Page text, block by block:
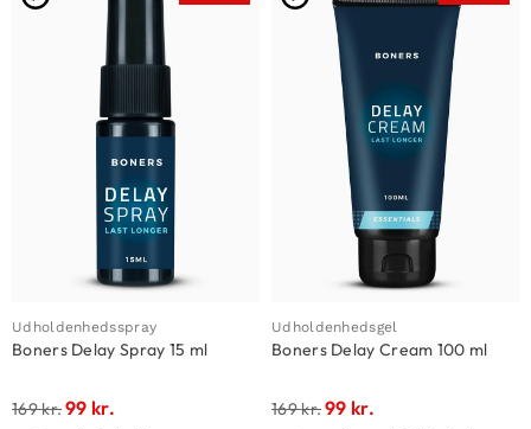
Udholdenhedsspray
Boners Delay Spray 15 ml
169kr.99 kr.
Udholdenhedsgel
Boners Delay Cream 100 ml
169kr.99 kr.